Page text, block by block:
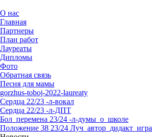
О нас
Главная
Партнеры
План работ
Лауреаты
Дипломы
Фото
Обратная связь
Песня для мамы
gorzhus-toboj-2022-laureaty
Сердца 22/23 -л-вокал
Сердца 22/23 -л-ДПТ
Бол_перемена 23/24 -л-думы_о_школе
Положение 38 23/24 Луч_автор_дидакт_игра